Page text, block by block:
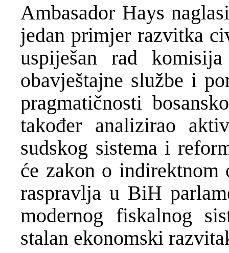
Ambasador Hays
jedan primjer razvitka
uspiješan rad
obavještajne službe i
pragmatičnosti
također analizirao
sudskog sistema i
će zakon o indirektnom
raspravlja u BiH
modernog fiskalnog
stalan ekonomski